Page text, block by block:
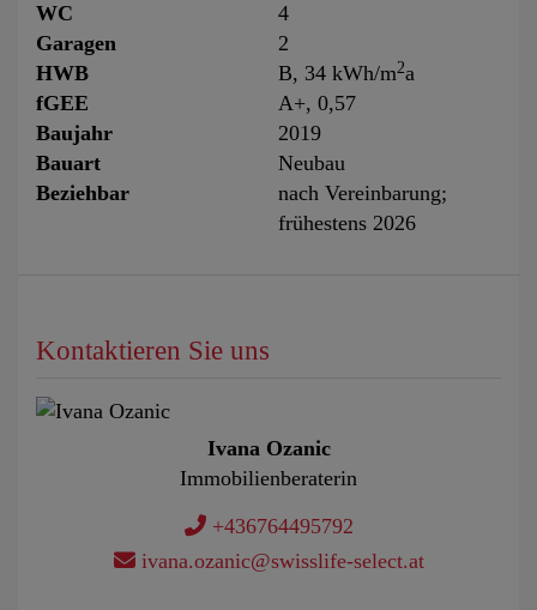
WC
4
Garagen
2
HWB
B, 34 kWh/m2a
fGEE
A+, 0,57
Baujahr
2019
Bauart
Neubau
Beziehbar
nach Vereinbarung;
frühestens 2026
Kontaktieren Sie uns
Ivana Ozanic
Immobilienberaterin
+436764495792
ivana.ozanic@swisslife-select.at